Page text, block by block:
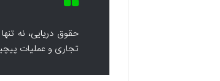
حقوق دریایی، نه
تجاری و عملیات